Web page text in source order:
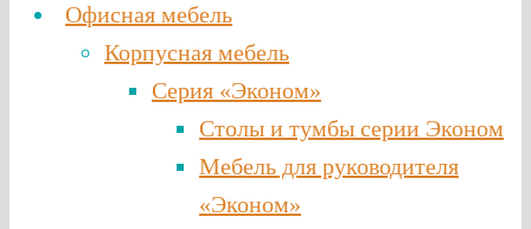
Офисная мебель
Корпусная мебель
Серия «Эконом»
Столы и тумбы серии Эконом
Мебель для руководителя
«Эконом»